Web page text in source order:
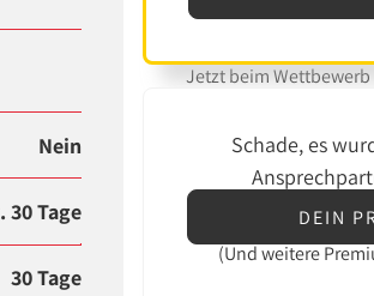
Nein
30 Tage
30 Tage
Jetzt beim
Schade, es
DEIN
(Undweitere